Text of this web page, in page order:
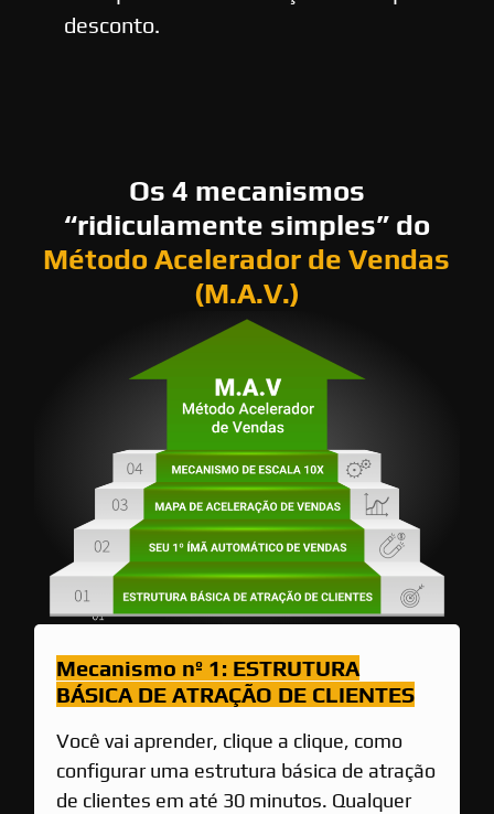
desconto.
Os 4 mecanismos
“ridiculamente simples” do
Método Acelerador de Vendas
(M.A.V.)
Mecanismo nº 1: ESTRUTURA
BÁSICA DE ATRAÇÃO DE CLIENTES
Você vai aprender, clique a clique, como
configurar uma estrutura básica de atração
de clientes em até 30 minutos. Qualquer